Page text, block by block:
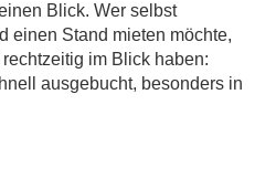
für Aldersbach und
als Alternative zum
Blick. Wer selbst
einen Stand mieten möchte,
im Blick haben:
ausgebucht, besonders in